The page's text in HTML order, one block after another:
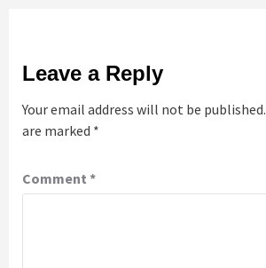
Leave a Reply
Your email address will not be published.
are marked *
Comment *